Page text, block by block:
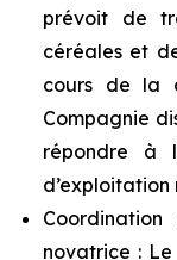
prévoit de
céréales et
cours de la
Compagnie
répondre à
d’exploitation
Coordination
novatrice :